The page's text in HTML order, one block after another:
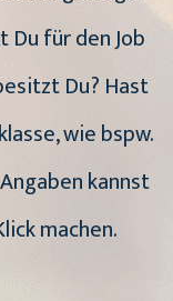
für den Job
Du? Hast
wie bspw.
kannst
machen.